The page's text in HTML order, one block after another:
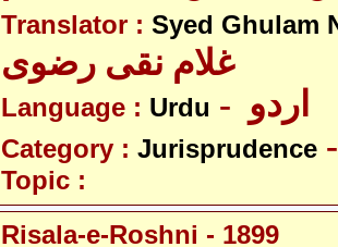
Translator : Syed Ghulam
غلام نقی رضوی
Language : Urdu
Category : Jurisprudence
Topic :
Risala-e-Roshni - 1899